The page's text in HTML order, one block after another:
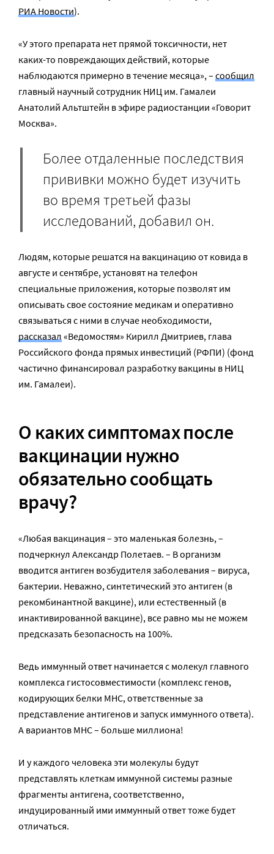
РИА Новости).
«У этого препарата нет прямой токсичности, нет
каких-то повреждающих действий, которые
наблюдаются примерно в течение месяца», – сообщил
главный научный сотрудник НИЦ им. Гамалеи
Анатолий Альтштейн в эфире радиостанции «Говорит
Москва».
Более отдаленные последствия
прививки можно будет изучить
во время третьей фазы
исследований, добавил он.
Людям, которые решатся на вакцинацию от ковида в
августе и сентябре, установят на телефон
специальные приложения, которые позволят им
описывать свое состояние медикам и оперативно
связываться с ними в случае необходимости,
рассказал «Ведомостям» Кирилл Дмитриев, глава
Российского фонда прямых инвестиций (РФПИ) (фонд
частично финансировал разработку вакцины в НИЦ
им. Гамалеи).
О каких симптомах после
вакцинации нужно
обязательно сообщать
врачу?
«Любая вакцинация – это маленькая болезнь, –
подчеркнул Александр Полетаев. – В организм
вводится антиген возбудителя заболевания – вируса,
бактерии. Неважно, синтетический это антиген (в
рекомбинантной вакцине), или естественный (в
инактивированной вакцине), все равно мы не можем
предсказать безопасность на 100%.
Ведь иммунный ответ начинается с молекул главного
комплекса гистосовместимости (комплекс генов,
кодирующих белки MHC, ответственные за
представление антигенов и запуск иммунного ответа).
А вариантов МНС – больше миллиона!
И у каждого человека эти молекулы будут
представлять клеткам иммунной системы разные
фрагменты антигена, соответственно,
индуцированный ими иммунный ответ тоже будет
отличаться.